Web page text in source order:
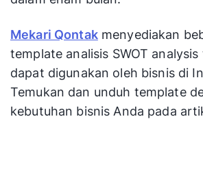
Mekari Qontakmenyediakan
template analisis SWOT
dapat digunakan oleh bisnis di
Temukan dan unduh template
kebutuhan bisnis Anda pada